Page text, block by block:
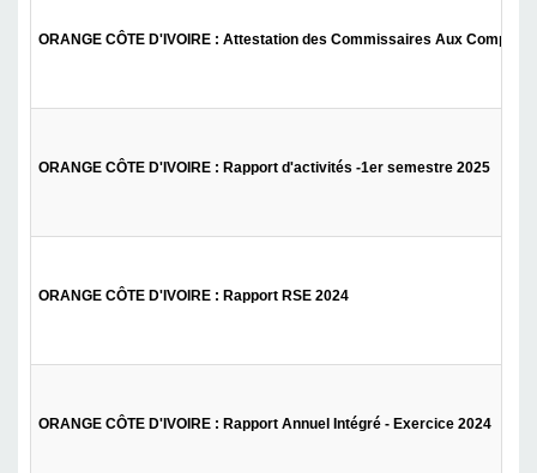
ORANGE CÔTE D'IVOIRE : Attestation des Commissaires Aux
ORANGE CÔTE D'IVOIRE : Rapport d'activités -1er semestre 2025
ORANGE CÔTE D'IVOIRE : Rapport RSE 2024
ORANGE CÔTE D'IVOIRE : Rapport Annuel Intégré - Exercice 2024